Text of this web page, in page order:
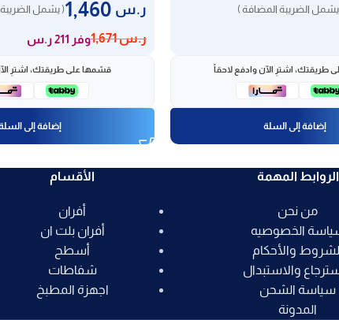
الضريبة المضافة )
طريقتك، اشترِ الآن وادفع لاحقاً
إضافة إلى السلة
ر.س ( يشمل
ر.س1,671 وفر 211 ر.س
قسّمها على طريقتك، اشترِ
إضافة إلى
الروابط المهمة
من نحن
الخصوصيه
والأحكام
والاستبدال
سياسة الشحن
المدونة
الأقسام
أفران
أفران بلت ان
أسطح
شفاطات
اجهزة المطبخ